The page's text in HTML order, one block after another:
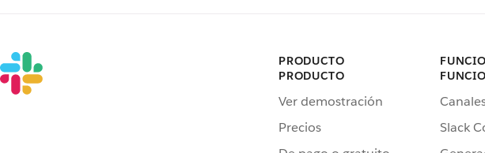
PRODUCTO
PRODUCTO
Ver demostración
Precios
Slack